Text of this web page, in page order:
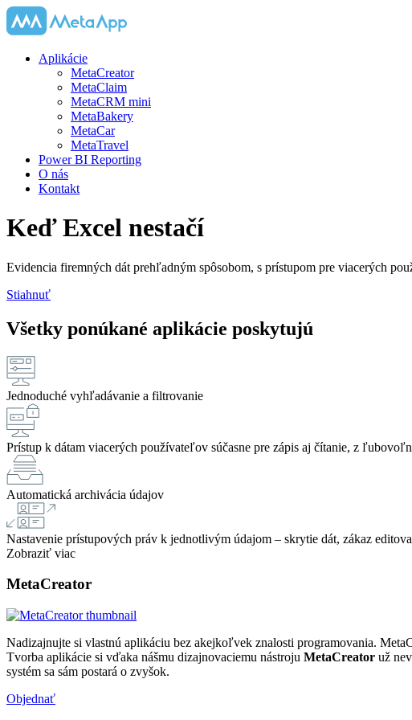
Aplikácie
MetaCreator
MetaClaim
MetaCRM mini
MetaBakery
MetaCar
MetaTravel
Power BI Reporting
O nás
Kontakt
Keď Excel nestačí
Evidencia firemných dát prehľadným spôsobom, s prístupom pre viacerých
Stiahnuť
Všetky ponúkané aplikácie poskytujú
Jednoduché vyhľadávanie a filtrovanie
Prístup k dátam viacerých používateľov súčasne pre zápis aj čítanie, z
Automatická archivácia údajov
Nastavenie prístupových práv k jednotlivým údajom – skrytie dát, zákaz
Zobraziť viac
MetaCreator
Nadizajnujte si vlastnú aplikáciu bez akejkoľvek znalosti programovania.
Tvorba aplikácie si vďaka nášmu dizajnovaciemu nástroju MetaCreator už
systém sa sám postará o zvyšok.
Objednať